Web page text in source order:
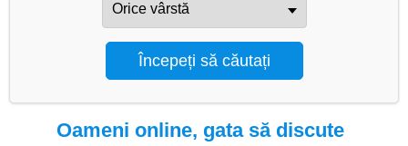
Oameni online, gata să discute